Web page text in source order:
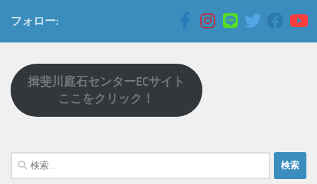
フォロー:
揖斐川庭石センターECサイト
ここをクリック！
検
索: